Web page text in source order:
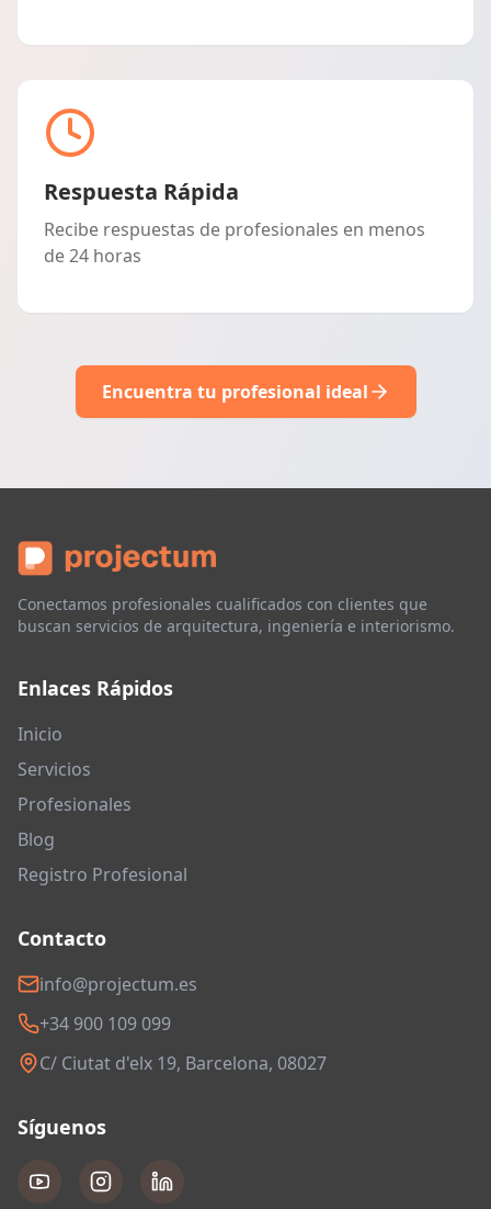
Respuesta Rápida
Recibe respuestas de profesionales en menos
de 24 horas
Encuentra tu profesional ideal
Conectamos profesionales cualificados con clientes que
buscan servicios de arquitectura, ingeniería e interiorismo.
Enlaces Rápidos
Inicio
Servicios
Profesionales
Blog
Registro Profesional
Contacto
info@projectum.es
+34 900 109 099
C/ Ciutat d'elx 19, Barcelona, 08027
Síguenos